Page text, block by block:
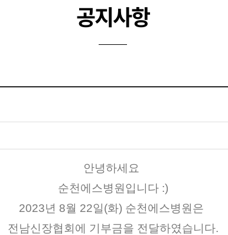
공지사항
안녕하세요
순천에스병원입니다 :)
2023년 8월 22일(화) 순천에스병원은
전남신장협회에 기부금을 전달하였습니다.